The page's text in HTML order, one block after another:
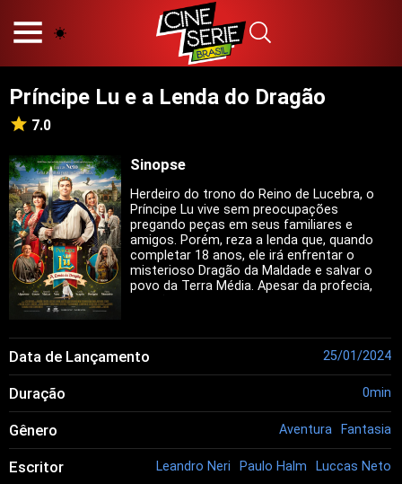
PRINCÍPIOS EDITORIAIS
POLÍTICA DE PRIVACIDADE
CONTATO
Hot
Popular
Tendência
Filmes
Séries
Novelas
Príncipe Lu e a Lenda do Dragão
7.0
Sinopse
Herdeiro do trono do Reino de Lucebra, o
Príncipe Lu vive sem preocupações
pregando peças em seus familiares e
amigos. Porém, reza a lenda que, quando
completar 18 anos, ele irá enfrentar o
misterioso Dragão da Maldade e salvar o
povo da Terra Média. Apesar da profecia,
Data de Lançamento 25/01/2024
Duração 0min
Gênero Aventura Fantasia
Escritor Leandro Neri Paulo Halm Luccas Neto